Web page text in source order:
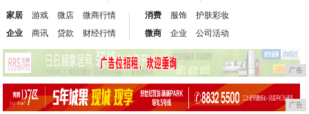
家居
企业
游戏
商讯
微店
贷款
微商行情
财经行情
消费
微商
服饰
企业
护肤彩妆
公司活动
广告
广告